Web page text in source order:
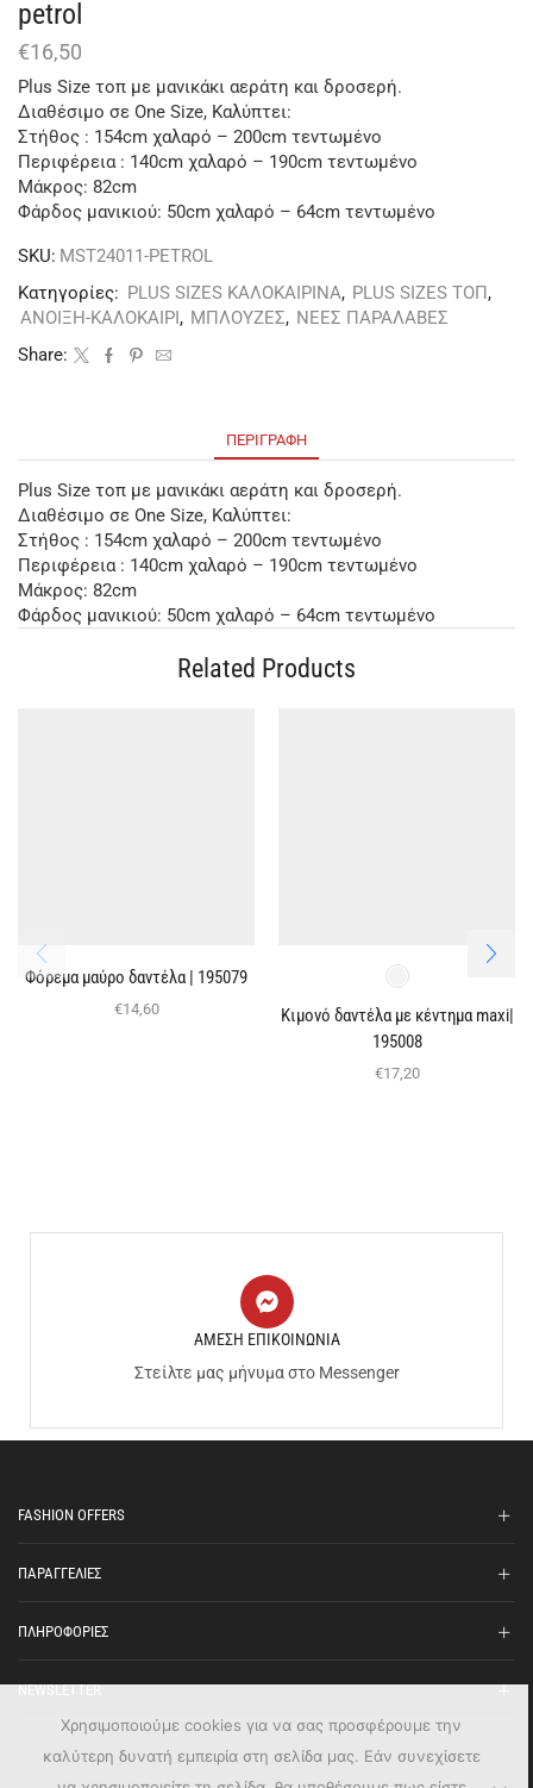
petrol
€16,50
Plus Size τοπ με μανικάκι αεράτη και δροσερή.
Διαθέσιμο σε One Size, Καλύπτει:
Στήθος : 154cm χαλαρό – 200cm τεντωμένο
Περιφέρεια : 140cm χαλαρό – 190cm τεντωμένο
Μάκρος: 82cm
Φάρδος μανικιού: 50cm χαλαρό – 64cm τεντωμένο
SKU: MST24011-PETROL
Κατηγορίες: PLUS SIZES ΚΑΛΟΚΑΙΡΙΝΑ, PLUS SIZES ΤΟΠ,
ΑΝΟΙΞΗ-ΚΑΛΟΚΑΙΡΙ, ΜΠΛΟΥΖΕΣ, ΝΕΕΣ ΠΑΡΑΛΑΒΕΣ
Share:
ΠΕΡΙΓΡΑΦΉ
Plus Size τοπ με μανικάκι αεράτη και δροσερή.
Διαθέσιμο σε One Size, Καλύπτει:
Στήθος : 154cm χαλαρό – 200cm τεντωμένο
Περιφέρεια : 140cm χαλαρό – 190cm τεντωμένο
Μάκρος: 82cm
Φάρδος μανικιού: 50cm χαλαρό – 64cm τεντωμένο
Related Products
Φόρεμα μαύρο δαντέλα | 195079
€14,60
Κιμονό δαντέλα με κέντημα maxi|
195008
€17,20
ΑΜΕΣΗ ΕΠΙΚΟΙΝΩΝΙΑ
Στείλτε μας μήνυμα στο Messenger
FASHION OFFERS
ΠΑΡΑΓΓΕΛΙΕΣ
ΠΛΗΡΟΦΟΡΙΕΣ
NEWSLETTER
Χρησιμοποιούμε cookies για να σας προσφέρουμε την
καλύτερη δυνατή εμπειρία στη σελίδα μας. Εάν συνεχίσετε